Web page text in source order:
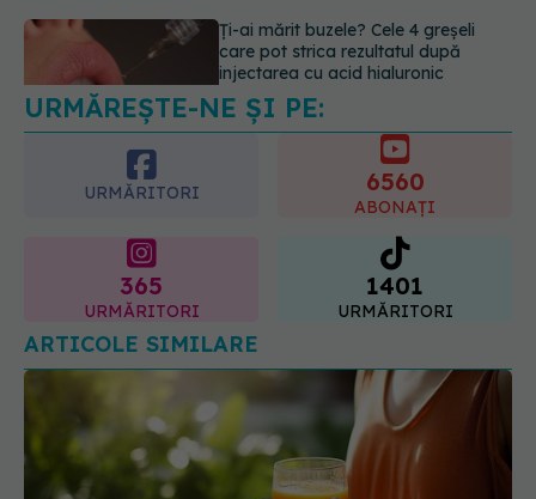
Testul din deget care ar putea
indica riscul pentru 8 boli majore
07.08.2026, 18:34
URMĂREȘTE-NE ȘI PE:
URMĂRITORI
365 1401
URMĂRITORI
ARTICOLE SIMILARE